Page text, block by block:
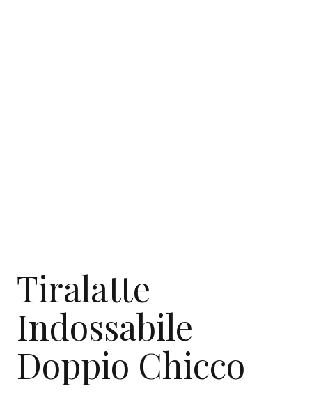
Tiralatte
Indossabile
Doppio Chicco